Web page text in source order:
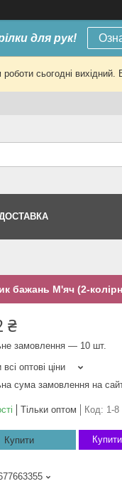
для рук!
сьогодні
бажань М'яч (2-
₴
замовлення — 10 шт.
оптові ціни
сума замовлення на
Тільки оптом Код: 1-8
Купити